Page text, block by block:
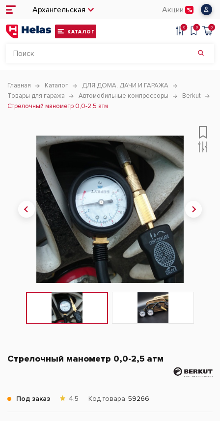
Архангельская Акции
КАТАЛОГ
0 0 0
Главная Каталог
ДЛЯ ДОМА, ДАЧИ И ГАРАЖА
Товары для гаража
Автомобильные компрессоры
Berkut
Стрелочный манометр 0,0-2,5 атм
Стрелочный манометр 0,0-2,5 атм
Под заказ 4.5 Код товара 59266